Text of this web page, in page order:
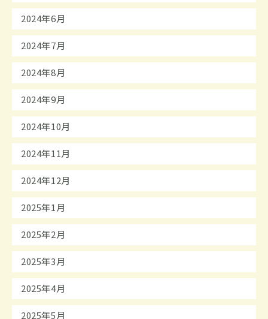
2024年6月
2024年7月
2024年8月
2024年9月
2024年10月
2024年11月
2024年12月
2025年1月
2025年2月
2025年3月
2025年4月
2025年5月